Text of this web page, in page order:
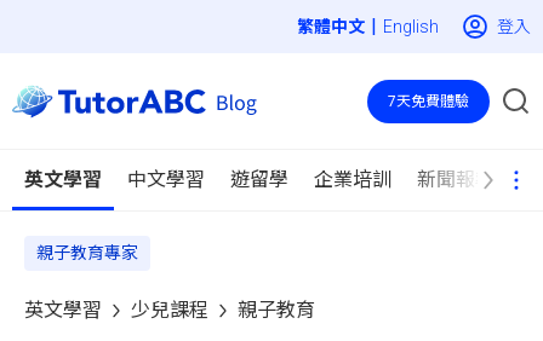
| English 登入
英文學習 中文學習 遊留學 企業培訓 新聞報導
7天免費體驗
親子教育專家
英文學習 少兒課程 親子教育